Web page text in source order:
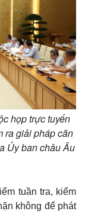
họp trực tuyến
ra giải pháp căn
Ủy ban châu Âu
tuần tra, kiểm
không để phát